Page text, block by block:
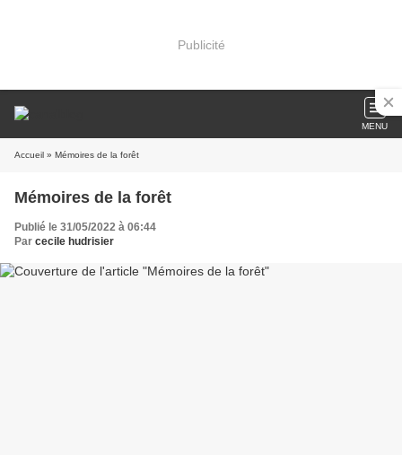
Publicité
MENU
Accueil » Mémoires de la forêt
Mémoires de la forêt
Publié le 31/05/2022 à 06:44
Par cecile hudrisier